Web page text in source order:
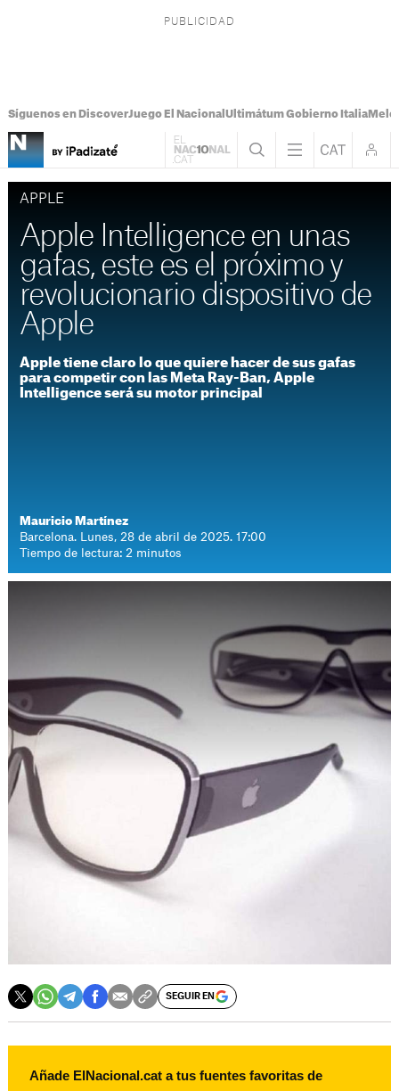
Síguenos en DiscoverJuego El Nacional Ultimátum Gobierno Italia
APPLE
Apple Intelligence en unas
gafas, este es el próximo y
revolucionario dispositivo de
Apple
Apple tiene claro lo que quiere hacer de sus gafas
para competir con las Meta Ray-Ban, Apple
Intelligence será su motor principal
Mauricio Martínez
Barcelona. Lunes, 28 de abril de 2025. 17:00
Tiempo de lectura: 2 minutos
SEGUIR EN
Añade ElNacional.cat a tus fuentes favoritas de